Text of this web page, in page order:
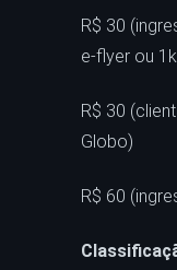
R$ 30
e-flyer ou
R$ 30
Globo)
R$ 60